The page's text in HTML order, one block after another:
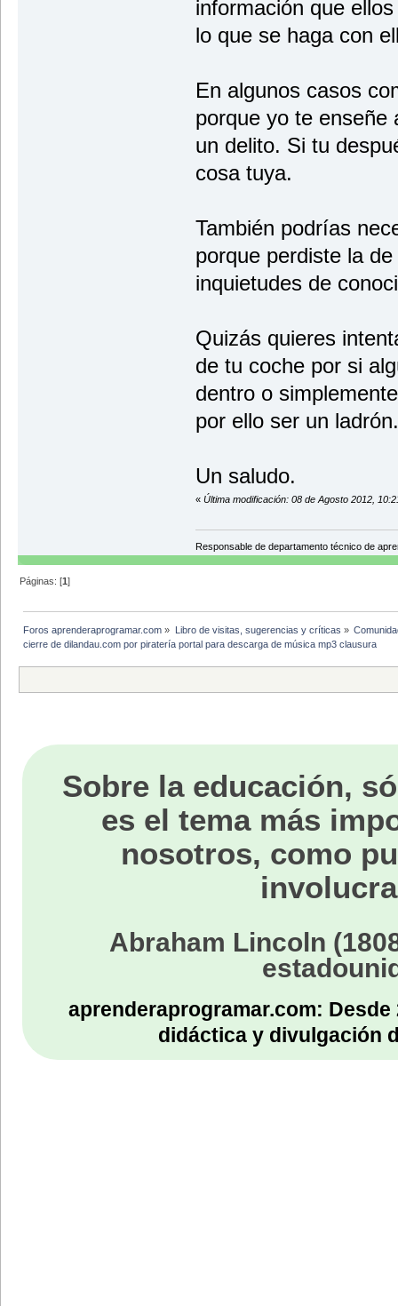
información que
lo que se haga con
En algunos casos
porque yo te enseñe
un delito. Si tu
cosa tuya.
También podrías
porque perdiste la
inquietudes de
Quizás quieres
de tu coche por si
dentro o
por ello ser un ladrón.
Un saludo.
« Última modificación: 08 de Agosto 2012,
Responsable de departamento técnico de
Páginas: [1]
Foros aprenderaprogramar.com » Libro de visitas, sugerencias y críticas »
cierre de dilandau.com por piratería portal para descarga de música mp3 clausura
Sobre la educación,
es el tema más
nosotros, como
Abraham Lincoln
aprenderaprogramar.com:
didáctica y divulgación